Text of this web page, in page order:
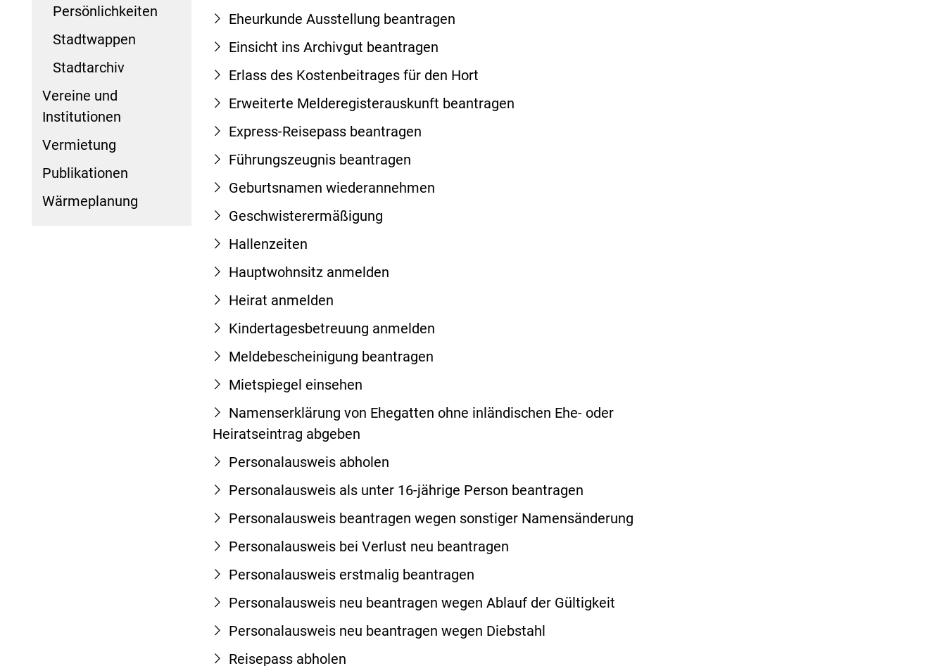
Persönlichkeiten
Stadtwappen
Stadtarchiv
Vereine und
Institutionen
Vermietung
Publikationen
Wärmeplanung
Eheurkunde Ausstellung beantragen
Einsicht ins Archivgut beantragen
Erlass des Kostenbeitrages für den Hort
Erweiterte Melderegisterauskunft beantragen
Express-Reisepass beantragen
Führungszeugnis beantragen
Geburtsnamen wiederannehmen
Geschwisterermäßigung
Hallenzeiten
Hauptwohnsitz anmelden
Heirat anmelden
Kindertagesbetreuung anmelden
Meldebescheinigung beantragen
Mietspiegel einsehen
Namenserklärung von Ehegatten ohne inländischen Ehe- oder
Heiratseintrag abgeben
Personalausweis abholen
Personalausweis als unter 16-jährige Person beantragen
Personalausweis beantragen wegen sonstiger Namensänderung
Personalausweis bei Verlust neu beantragen
Personalausweis erstmalig beantragen
Personalausweis neu beantragen wegen Ablauf der Gültigkeit
Personalausweis neu beantragen wegen Diebstahl
Reisepass abholen